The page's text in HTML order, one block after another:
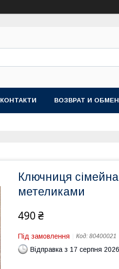
КОНТАКТИ ВОЗВРАТ И ОБМЕН
Ключниця
метеликами
490 ₴
Під замовлення Код: 80400021
Відправка з 17 серпня 2026